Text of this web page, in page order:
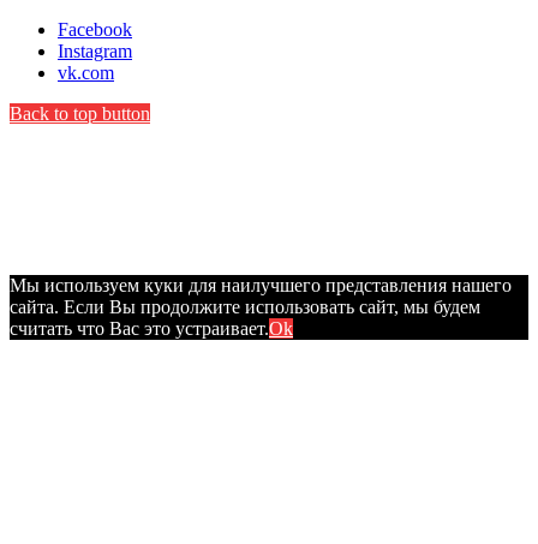
Facebook
Instagram
vk.com
Back to top button
Мы используем куки для наилучшего представления нашего
сайта. Если Вы продолжите использовать сайт, мы будем
считать что Вас это устраивает.Ok